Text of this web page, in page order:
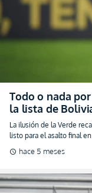
Todo o nada
la lista de
repesca
La ilusión de la Verde
listo para el asalto final